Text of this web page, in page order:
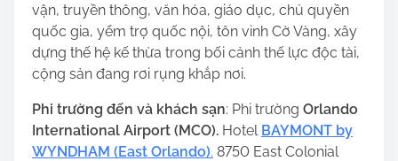
vận, truyền thông, văn hóa, giáo dục, chủ quyền
quốc gia, yểm trợ quốc nội, tôn vinh Cờ Vàng, xây
dựng thế hệ kế thừa trong bối cảnh thế lực độc tài,
cộng sản đang rơi rụng khắp nơi.
Phi trường đến và khách sạn: Phi trường Orlando
International Airport (MCO). Hotel BAYMONT by
WYNDHAM (East Orlando). 8750 East Colonial